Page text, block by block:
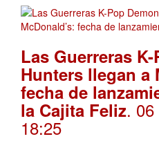
Las Guerreras
Hunters llegan a
fecha de
la Cajita Feliz.
18:25